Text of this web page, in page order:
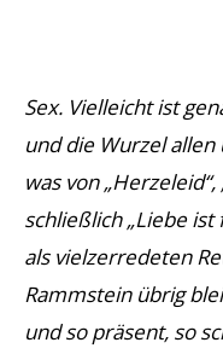
Sex. Vielleicht ist
und die Wurzel allen
was von
schließlich „Liebe
als vielzerredeten
Rammstein übrig
und so präsent, so